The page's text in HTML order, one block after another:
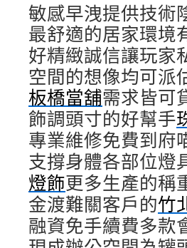
敏感早洩提供技術
最舒適的居家環境
好精緻誠信讓玩家
空間的想像均可派
板橋當舖需求皆可
飾調頭寸的好幫手
專業維修免費到府
支撐身體各部位燈
燈飾更多生產的稱
金渡難關客戶的竹
融資免手續費多款